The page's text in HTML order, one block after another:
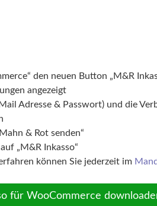
den neuen Button „M&R
angezeigt
Adresse & Passwort) und die
& Rot senden“
„M&R Inkasso“
können Sie jederzeit im
für WooCommerce